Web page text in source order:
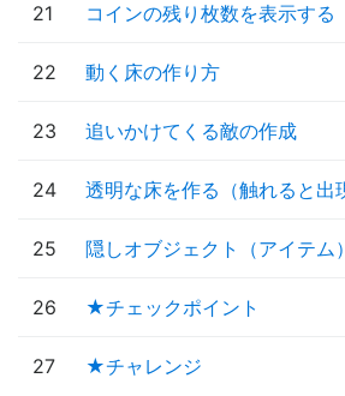
21 コインの残り枚数を表示する
22 動く床の作り方
23 追いかけてくる敵の作成
24 透明な床を作る（触れると出
25 隠しオブジェクト（アイテム
26 ★チェックポイント
27 ★チャレンジ